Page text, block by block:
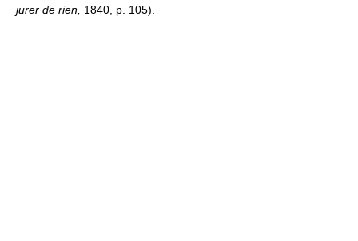
jurer de rien, 1840, p. 105).